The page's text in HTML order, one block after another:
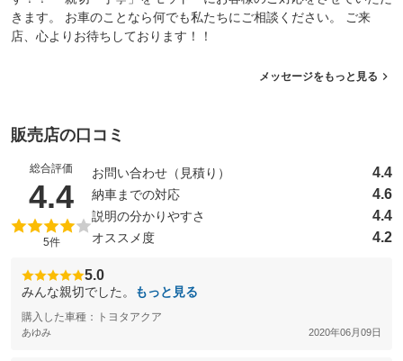
きます。 お車のことなら何でも私たちにご相談ください。 ご来
店、心よりお待ちしております！！
メッセージをもっと見る
販売店の口コミ
総合評価
4.4（5点満点中）
5件
お問い合わせ（見積り） 4.4
納車までの対応 4.6
説明の分かりやすさ 4.4
オススメ度 4.2
5.0
みんな親切でした。 もっと見る
購入した車種：トヨタアクア
あゆみ 2020年06月09日